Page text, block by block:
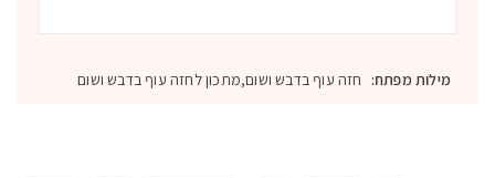
מילות מפתח: חזה עוף בדבש ושום,מתכון לחזה עוף בדבש ושום